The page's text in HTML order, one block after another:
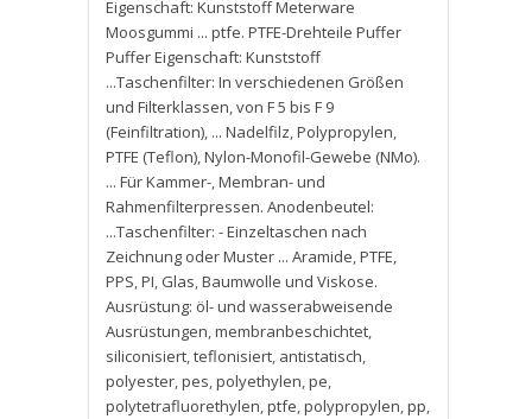
Eigenschaft: Kunststoff Meterware
Moosgummi ... ptfe. PTFE-Drehteile Puffer
Puffer Eigenschaft: Kunststoff
...Taschenfilter: In verschiedenen Größen
und Filterklassen,von F 5 bis F 9
(Feinfiltration), ... Nadelfilz,Polypropylen,
PTFE (Teflon),Nylon-Monofil-Gewebe (NMo).
... Für Kammer-,Membran- und
Rahmenfilterpressen. Anodenbeutel:
...Taschenfilter: - Einzeltaschen nach
Zeichnung oder Muster ... Aramide,PTFE,
PPS,PI, Glas,Baumwolle und Viskose.
Ausrüstung: öl- und wasserabweisende
Ausrüstungen,membranbeschichtet,
siliconisiert,teflonisiert, antistatisch,
polyester,pes,polyethylen,pe,
polytetrafluorethylen,ptfe,polypropylen,pp,